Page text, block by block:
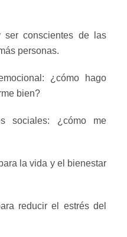
ser conscientes de las
personas.
¿cómo hago
bien?
sociales: ¿cómo me
la vida y el bienestar
reducir el estrés del